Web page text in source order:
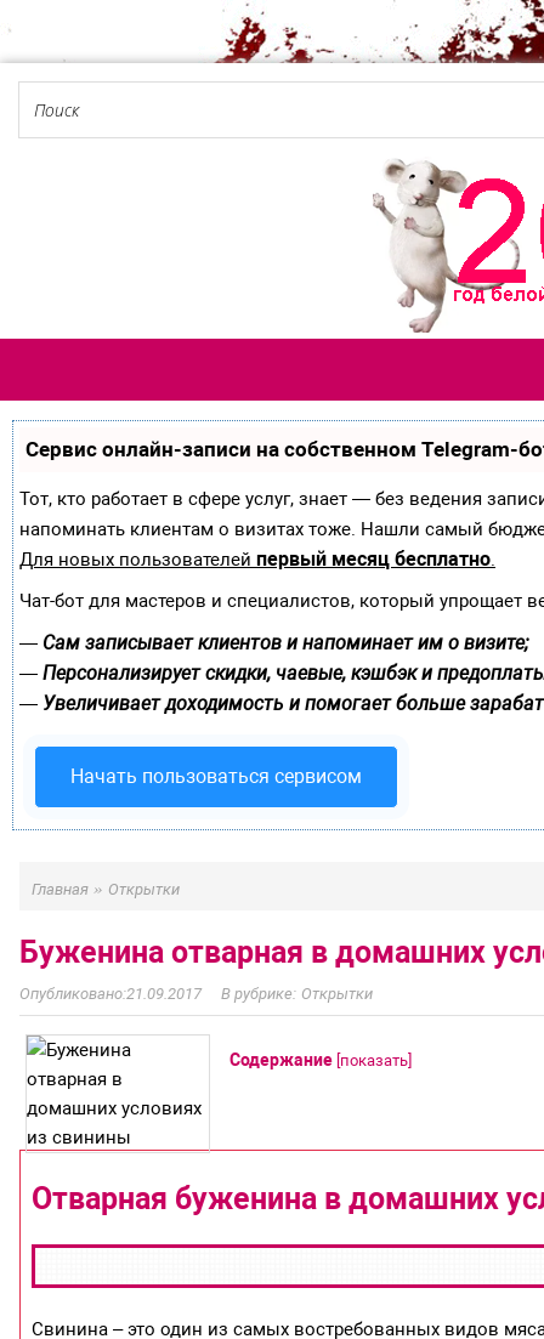
Сервис онлайн-записи на собственном Telegram-
Тот, кто работает в сфере услуг, знает — без ведения
напоминать клиентам о визитах тоже. Нашли самый
Для новых пользователей первый месяц бесплатно.
Чат-бот для мастеров и специалистов, который упрощает
— Сам записывает клиентов и напоминает им о визите;
— Персонализирует скидки, чаевые, кэшбэк и
— Увеличивает доходимость и помогает больше
Начать пользоваться сервисом
Главная » Открытки
Буженина отварная в домашних
21.09.2017 Открытки
Содержание [показать]
Отварная буженина в домашних
Свинина – это один из самых востребованных видов